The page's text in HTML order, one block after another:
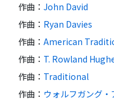
作曲 ： John David
作曲 ： Ryan Davies
作曲 ： American
作曲 ： T. Rowland
作曲 ： Traditional
作曲 ： ウォルフガング